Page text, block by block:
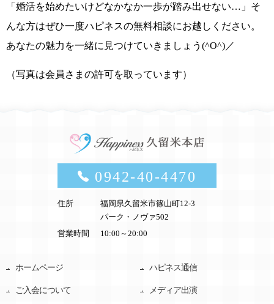
「婚活を始めたいけどなかなか一歩が踏み出せない…」 そ
んな方はぜひ一度ハピネスの無料相談にお越しください。
あなたの魅力を一緒に見つけていきましょう(^O^)／
（写真は会員さまの許可を取っています）
0942-40-4470
住所
福岡県久留米市篠山町12-3
パーク・ノヴァ502
営業時間
10:00～20:00
ホームページ
ご入会について
ハピネス通信
メディア出演